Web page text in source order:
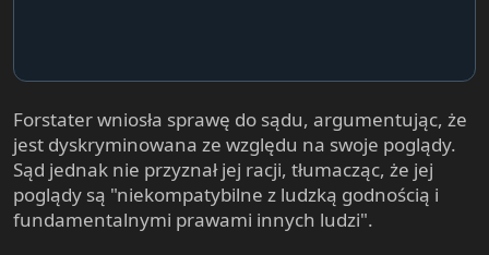
Forstater wniosła sprawę do sądu, argumentując, że
jest dyskryminowana ze względu na swoje poglądy.
Sąd jednak nie przyznał jej racji, tłumacząc, że jej
poglądy są "niekompatybilne z ludzką godnością i
fundamentalnymi prawami innych ludzi".